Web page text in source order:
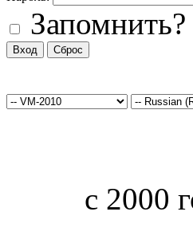
Запомнить?
c 2000